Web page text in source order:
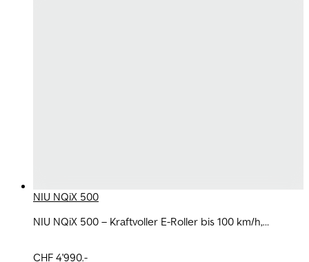
NIU NQiX 500
NIU NQiX 500 – Kraftvoller E-Roller bis 100 km/h,
CHF 4'990.-